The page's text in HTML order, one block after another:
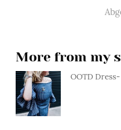
More from my
OOTD